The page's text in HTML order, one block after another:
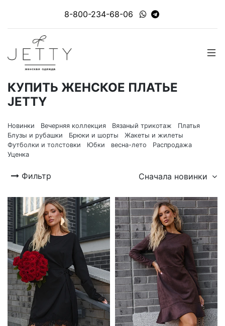
8-800-234-68-06
КУПИТЬ ЖЕНСКОЕ ПЛАТЬЕ
JETTY
Новинки Вечерняя коллекция Вязаный трикотаж
Платья
Блузы и рубашки
Брюки и шорты
Жакеты и жилеты
Футболки и толстовки
Юбки весна-лето
Распродажа
Уценка
Фильтр Сначала новинки